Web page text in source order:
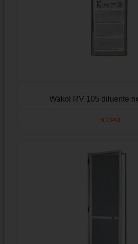
Wakol RV 105 diluente
SCOPRI